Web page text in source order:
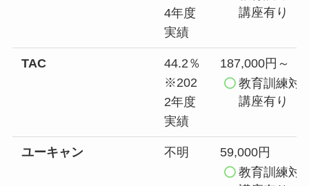
4年度
実績
講座有り
TAC
44.2％
※202
2年度
実績
187,000円～
教育訓練対
講座有り
ユーキャン 不明
59,000円
教育訓練対